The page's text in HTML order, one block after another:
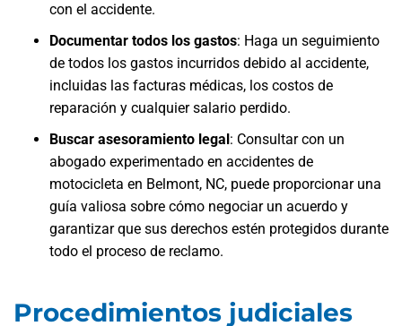
con el accidente.
Documentar todos los gastos: Haga un seguimiento
de todos los gastos incurridos debido al accidente,
incluidas las facturas médicas, los costos de
reparación y cualquier salario perdido.
Buscar asesoramiento legal: Consultar con un
abogado experimentado en accidentes de
motocicleta en Belmont, NC, puede proporcionar una
guía valiosa sobre cómo negociar un acuerdo y
garantizar que sus derechos estén protegidos durante
todo el proceso de reclamo.
Procedimientos judiciales